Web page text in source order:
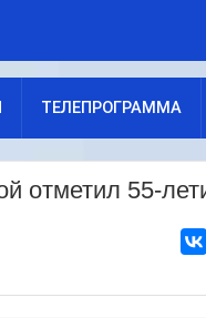
ТЕЛЕПРОГРАММА
отметил 55-